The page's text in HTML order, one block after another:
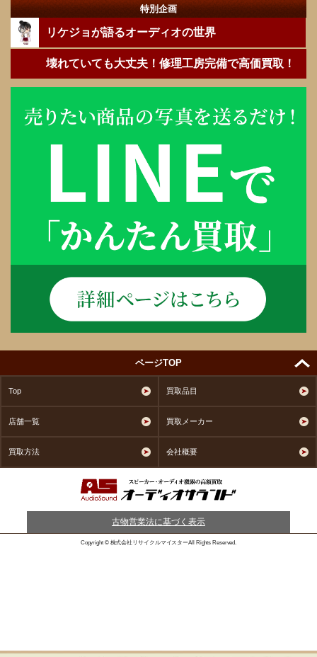
特別企画
リケジョが語るオーディオの世界
壊れていても大丈夫！修理工房完備で高価買取！
ページTOP
Top 買取品目
店舗一覧 買取メーカー
買取方法 会社概要
古物営業法に基づく表示
Copyright © 株式会社リサイクルマイスターAll Rights Reserved.